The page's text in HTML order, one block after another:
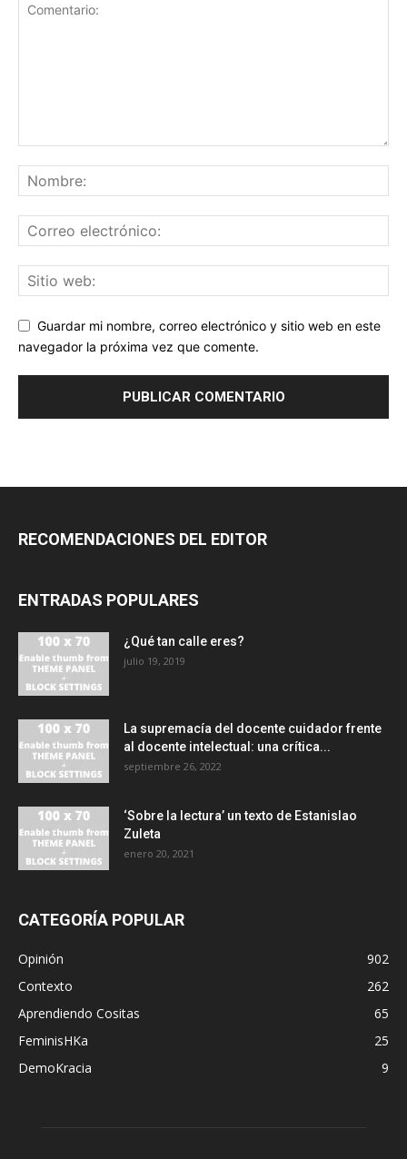
Guardar mi nombre, correo electrónico y sitio web en este
navegador la próxima vez que comente.
RECOMENDACIONES DEL EDITOR
ENTRADAS POPULARES
¿Qué tan calle eres?
julio 19, 2019
La supremacía del docente cuidador frente
al docente intelectual: una crítica...
septiembre 26, 2022
‘Sobre la lectura’ un texto de Estanislao
Zuleta
enero 20, 2021
CATEGORÍA POPULAR
Opinión
902
Contexto
262
Aprendiendo Cositas
65
FeminisHKa
25
DemoKracia
9